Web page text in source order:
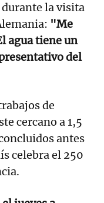
la visita
"Me
agua tiene un
del
de
cercano a 1,5
antes
celebra el 250